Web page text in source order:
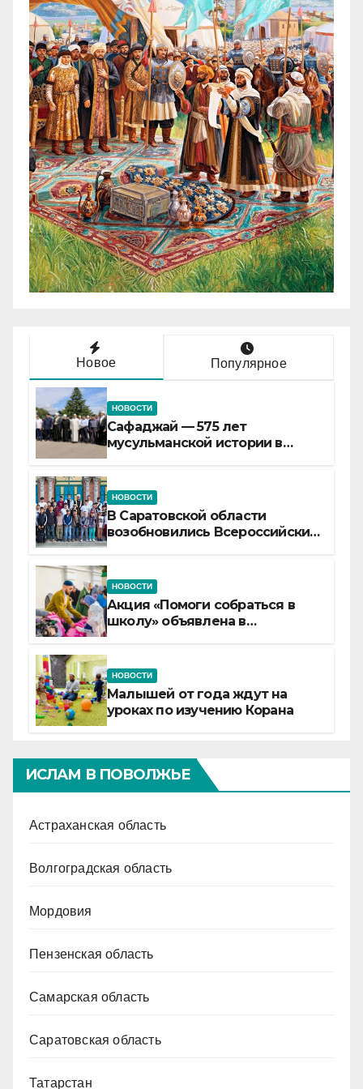
Новое Популярное
НОВОСТИ
Сафаджай — 575 лет
мусульманской истории в
НОВОСТИ
В Саратовской области
возобновились Всероссийские
НОВОСТИ
Акция «Помоги собраться в
школу» объявлена в
НОВОСТИ
Малышей от года ждут на
уроках по изучению Корана
ИСЛАМ В ПОВОЛЖЬЕ
Астраханская область
Волгоградская область
Мордовия
Пензенская область
Самарская область
Саратовская область
Татарстан